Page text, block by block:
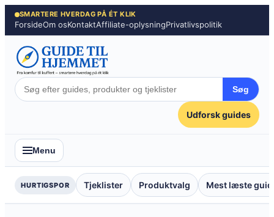
Spring
SMARTERE HVERDAG PÅ ÉT KLIK
ForsideOm osKontaktAffiliate-oplysningPrivatlivspolitik
Søg
Udforsk guides
Menu
HURTIGSPOR Tjeklister Produktvalg Mest læste